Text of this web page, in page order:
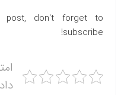
post, don't forget to
subscribe!